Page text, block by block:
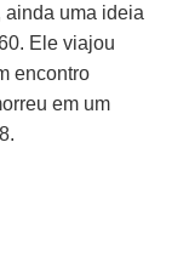
ainda uma ideia
Ele viajou
encontro
em um